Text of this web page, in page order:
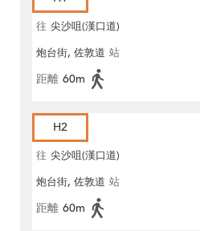
往 尖沙咀(漢口道)
炮台街, 佐敦道 站
距離 60m
H2
往 尖沙咀(漢口道)
炮台街, 佐敦道 站
距離 60m